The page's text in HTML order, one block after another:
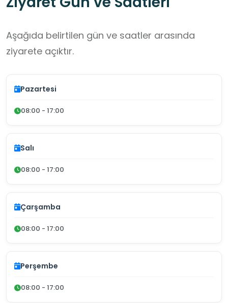
Aşağıda belirtilen gün ve saatler arasında
ziyarete açıktır.
Pazartesi
08:00 - 17:00
Salı
08:00 - 17:00
Çarşamba
08:00 - 17:00
Perşembe
08:00 - 17:00